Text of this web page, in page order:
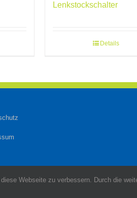
Lenkstockschalter
Details
Webseite zu verbessern. Durch die